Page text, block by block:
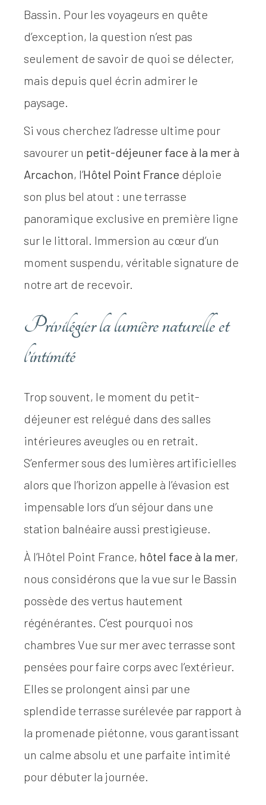
Bassin. Pour les voyageurs en quête
d’exception, la question n’est pas
seulement de savoir de quoi se délecter,
mais depuis quel écrin admirer le
paysage.
Si vous cherchez l’adresse ultime pour
savourer un petit-déjeuner face à la mer à
Arcachon, l’Hôtel Point France déploie
son plus bel atout : une terrasse
panoramique exclusive en première ligne
sur le littoral. Immersion au cœur d’un
moment suspendu, véritable signature de
notre art de recevoir.
Privilégier la lumière naturelle et
l’intimité
Trop souvent, le moment du petit-
déjeuner est relégué dans des salles
intérieures aveugles ou en retrait.
S’enfermer sous des lumières artificielles
alors que l’horizon appelle à l’évasion est
impensable lors d’un séjour dans une
station balnéaire aussi prestigieuse.
À l’Hôtel Point France, hôtel face à la mer,
nous considérons que la vue sur le Bassin
possède des vertus hautement
régénérantes. C’est pourquoi nos
chambres Vue sur mer avec terrasse sont
pensées pour faire corps avec l’extérieur.
Elles se prolongent ainsi par une
splendide terrasse surélevée par rapport à
la promenade piétonne, vous garantissant
un calme absolu et une parfaite intimité
pour débuter la journée.